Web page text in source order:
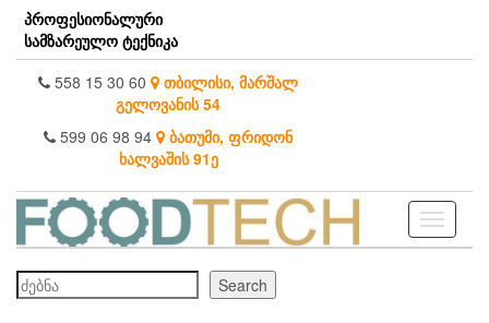
Skip
the
content
პროფესიონალური
სამზარეულო ტექნიკა
558 15 30 60 თბილისი, მარშალ
გელოვანის 54
599 06 98 94 ბათუმი, ფრიდონ
ხალვაშის 91ე
Toggle
ძებნა
Search